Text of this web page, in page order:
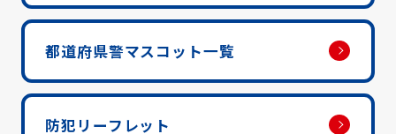
都道府県警マスコット一覧
防犯リーフレット